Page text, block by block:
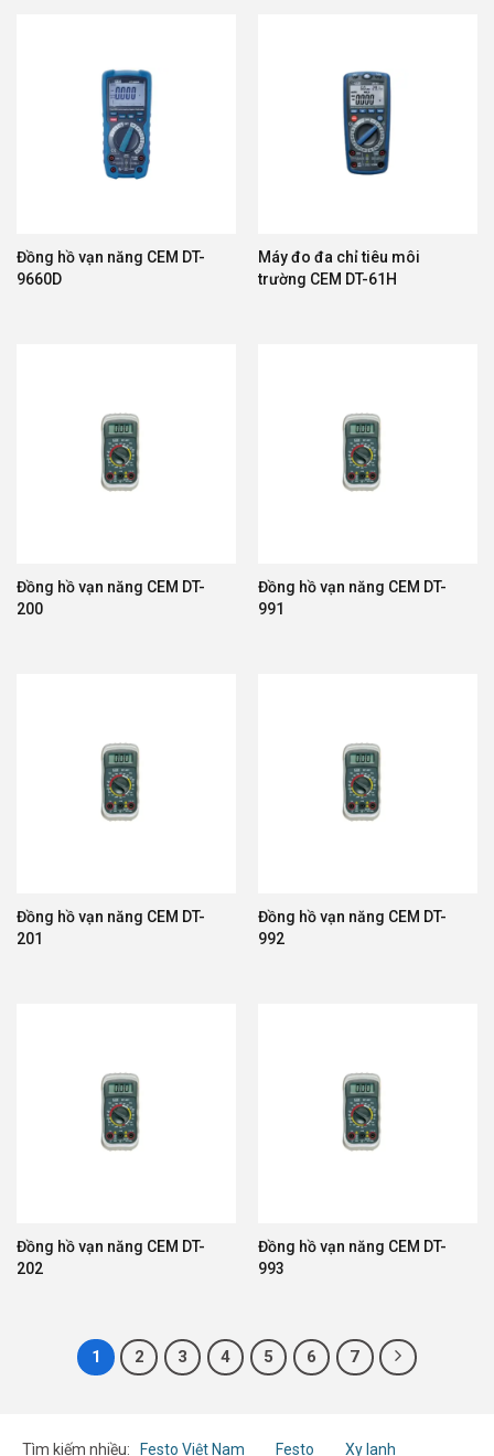
Đồng hồ vạn năng CEM DT-
9660D
Máy đo đa chỉ tiêu môi
trường CEM DT-61H
Đồng hồ vạn năng CEM DT-
200
Đồng hồ vạn năng CEM DT-
991
Đồng hồ vạn năng CEM DT-
201
Đồng hồ vạn năng CEM DT-
992
Đồng hồ vạn năng CEM DT-
202
Đồng hồ vạn năng CEM DT-
993
1 2 3 4 5 6 7
Tìm kiếm nhiều: Festo Việt Nam Festo
Xy lanh